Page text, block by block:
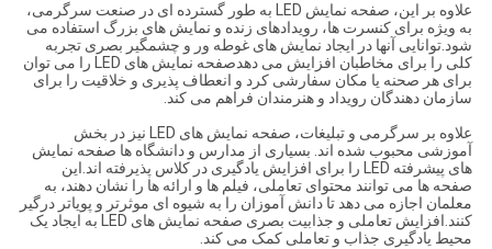
علاوه بر این، صفحه نمایش LED به طور گسترده ای در صنعت سرگرمی،
به ویژه برای کنسرت ها، رویدادهای زنده و نمایش های بزرگ استفاده می
شود.توانایی آنها در ایجاد نمایش های غوطه ور و چشمگیر بصری تجربه
کلی را برای مخاطبان افزایش می دهدصفحه نمایش های LED را می توان
برای هر صحنه یا مکان سفارشی کرد و انعطاف پذیری و خلاقیت را برای
سازمان دهندگان رویداد و هنرمندان فراهم می کند.
علاوه بر سرگرمی و تبلیغات، صفحه نمایش های LED نیز در بخش
آموزشی محبوب شده اند. بسیاری از مدارس و دانشگاه ها صفحه نمایش
های پیشرفته LED را برای افزایش یادگیری در کلاس پذیرفته اند.این
صفحه ها می توانند محتوای تعاملی، فیلم ها و ارائه ها را نشان دهند، به
معلمان اجازه می دهد تا دانش آموزان را به شیوه ای موثرتر و پویاتر درگیر
کنند.افزایش تعاملی و جذابیت بصری صفحه نمایش های LED به ایجاد یک
محیط یادگیری جذاب و تعاملی کمک می کند.